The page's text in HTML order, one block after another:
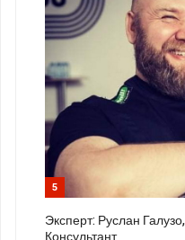
5
Эксперт: Руслан